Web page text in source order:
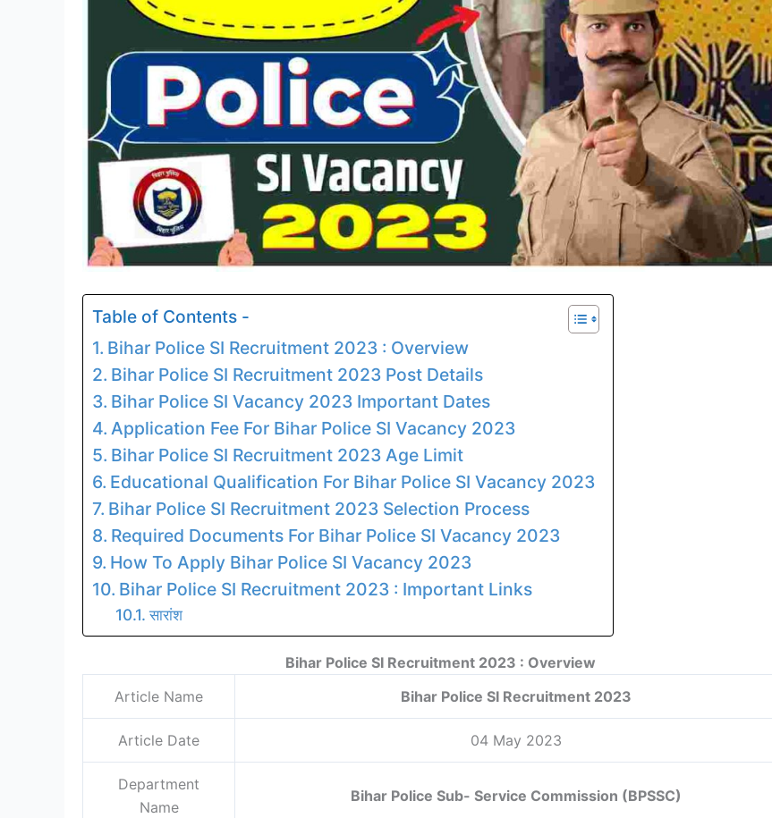
Table of Contents -
Bihar Police SI Recruitment 2023 : Overview
Bihar Police SI Recruitment 2023 Post Details
Bihar Police SI Vacancy 2023 Important Dates
Application Fee For Bihar Police SI Vacancy 2023
Bihar Police SI Recruitment 2023 Age Limit
Educational Qualification For Bihar Police SI Vacancy 2023
Bihar Police SI Recruitment 2023 Selection Process
Required Documents For Bihar Police SI Vacancy 2023
How To Apply Bihar Police SI Vacancy 2023
Bihar Police SI Recruitment 2023 : Important Links
सारांश
Bihar Police SI Recruitment 2023 : Overview
Article Name
Bihar Police SI Recruitment 2023
Article Date 04 May 2023
Department
Name
Bihar Police Sub- Service Commission (BPSSC)